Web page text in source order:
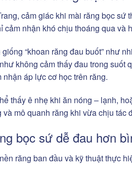
cảm giác khi mài răng bọc sứ
nhận khó chịu thoáng qua và
“khoan răng đau buốt” như
không cảm thấy đau trong suốt
áp lực cơ học trên răng.
thấy ê nhẹ khi ăn nóng – lạnh,
mô quanh răng khi vừa chịu tác
bọc sứ dễ đau hơn
răng ban đầu và kỹ thuật thực